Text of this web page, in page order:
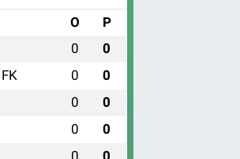
O P
0 0
0 0
0 0
0 0